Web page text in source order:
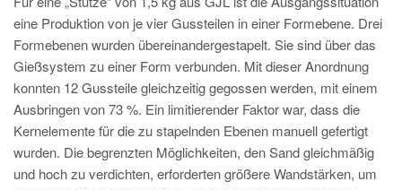
ZH
MAGMA Indien
EN
MAGMA Korea
EN
KO
eine Produktion von je vier Gussteilen in einer Formebene. Drei
Formebenen wurden übereinandergestapelt. Sie sind über das
Gießsystem zu einer Form verbunden. Mit dieser Anordnung
konnten 12 Gussteile gleichzeitig gegossen werden, mit einem
Ausbringen von 73 %. Ein limitierender Faktor war, dass die
Kernelemente für die zu stapelnden Ebenen manuell gefertigt
wurden. Die begrenzten Möglichkeiten, den Sand gleichmäßig
und hoch zu verdichten, erforderten größere Wandstärken, um